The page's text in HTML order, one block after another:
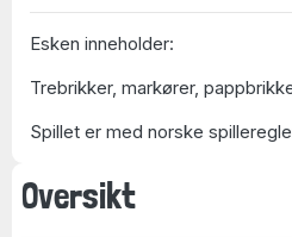
Oversikt
Esken inneholder:
Trebrikker, markører,
Spillet er med norske